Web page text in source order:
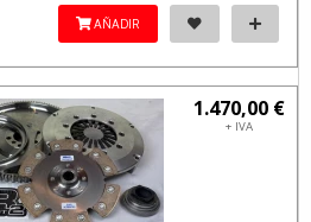
AÑADIR
1.470,00 €
+ IVA